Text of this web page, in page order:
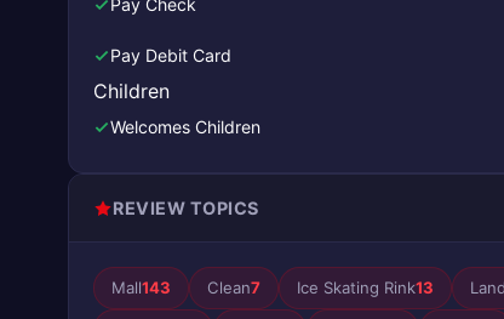
Pay Check
Pay Debit Card
Children
Welcomes Children
REVIEW TOPICS
Mall143 Clean7 Ice Skating Rink13